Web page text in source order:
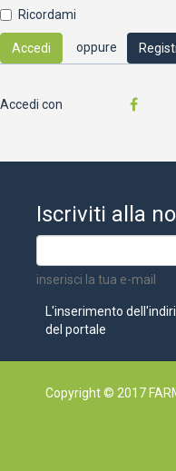
Ricordami
Accedi oppure
Accedi con
Iscriviti alla
inserisci la tua e-mail
L'inserimento
del portale
Copyright © 2017